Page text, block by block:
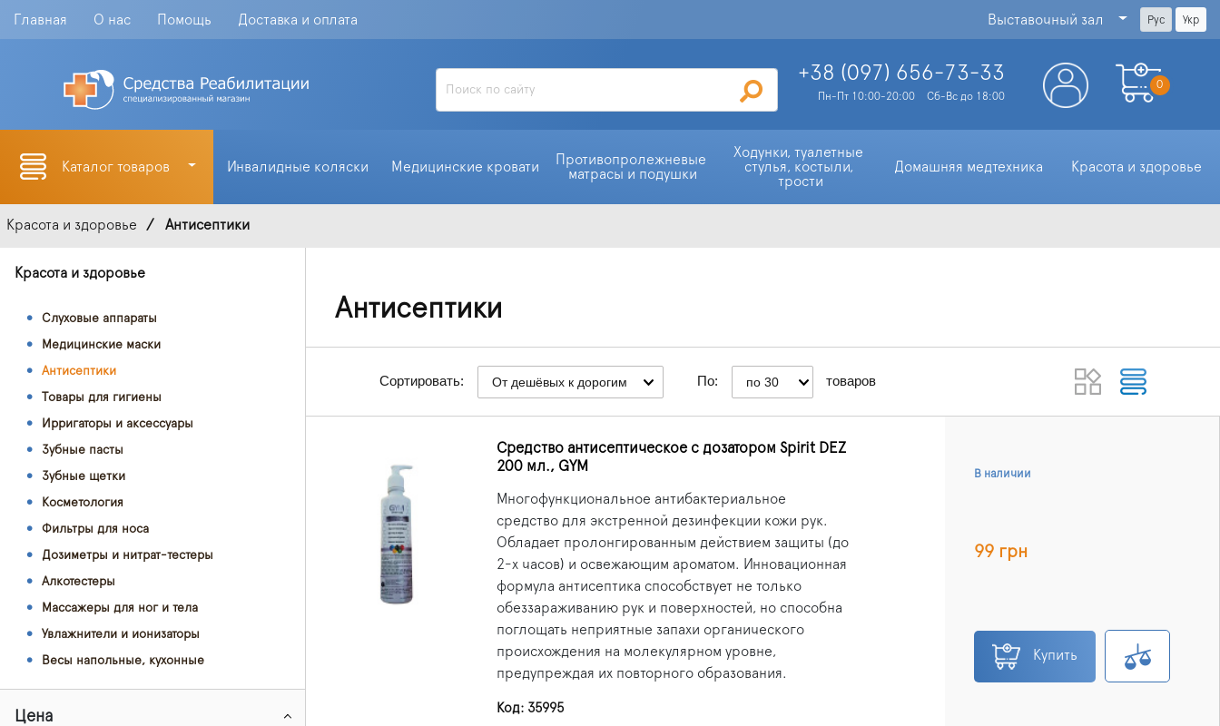
Главная О нас Помощь Доставка и оплата Выставочный зал Рус Укр
+38 (097) 656-73-33
Пн-Пт 10:00-20:00 Сб-Вс до 18:00
0
Каталог товаров Инвалидные коляски Медицинские кровати
Противопролежневые
матрасы и подушки
Ходунки, туалетные
стулья, костыли,
трости
Домашняя медтехника Красота и здоровье
Красота и здоровье Антисептики
Красота и здоровье
Слуховые аппараты
Медицинские маски
Антисептики
Товары для гигиены
Ирригаторы и аксессуары
Зубные пасты
Зубные щетки
Косметология
Фильтры для носа
Дозиметры и нитрат-тестеры
Алкотестеры
Массажеры для ног и тела
Увлажнители и ионизаторы
Весы напольные, кухонные
Цена
Антисептики
Сортировать: От дешёвых к дорогим По: по 30 товаров
Средство антисептическое с дозатором Spirit DEZ
200 мл., GYM
Многофункциональное антибактериальное
средство для экстренной дезинфекции кожи рук.
Обладает пролонгированным действием защиты (до
2-х часов) и освежающим ароматом. Инновационная
формула антисептика способствует не только
обеззараживанию рук и поверхностей, но способна
поглощать неприятные запахи органического
происхождения на молекулярном уровне,
предупреждая их повторного образования.
Код: 35995
В наличии
99 грн
Купить